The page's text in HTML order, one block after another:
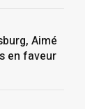
Aimé
en faveur